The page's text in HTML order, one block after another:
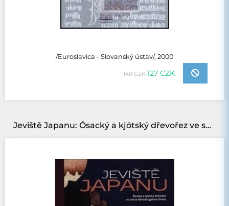
/Euroslavica - Slovanský ústav/, 2000
149 CZK127 CZK
Jeviště Japanu: Ósacký a kjótský dřevořez ve sbírce Národní galerie Praha